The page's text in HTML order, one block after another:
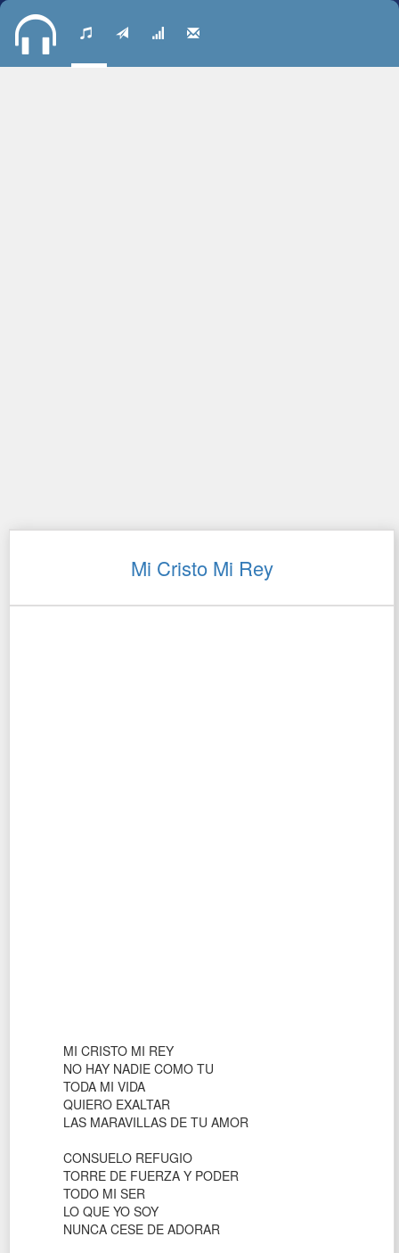
Mi Cristo Mi Rey
MI CRISTO MI REY
NO HAY NADIE COMO TU
TODA MI VIDA
QUIERO EXALTAR
LAS MARAVILLAS DE TU AMOR
CONSUELO REFUGIO
TORRE DE FUERZA Y PODER
TODO MI SER
LO QUE YO SOY
NUNCA CESE DE ADORAR